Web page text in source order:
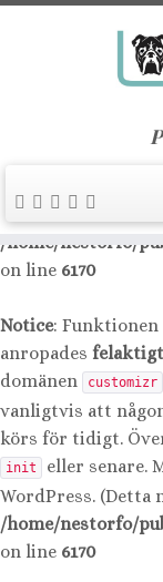
: Function
incorrectly.
domain
indicator for
information. (This
/home/nestorfo/
on line 6170
Notice:
anropades felaktigt
domänen
customizr
vanligtvis att
körs för tidigt.
init eller senare.
WordPress. (Detta
/home/nestorfo/
on line 6170